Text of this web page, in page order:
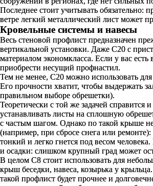
Последнее стоит учитывать обязательно:
ветре легкий металлический лист может
Кровельные системы и навесы
Весь стеновой профлист предназначен
вертикальной установки. Даже С20 с
материалом экономкласса. Если у вас
приобрести несущий профнастил.
Тем не менее, С20 можно использовать
Его прочности хватит, чтобы выдержать
правильном выборе обрешетки).
Теоретически с той же задачей справится
устанавливать листы на сплошную
с частым шагом. Однако по такой крыше
(например, при сбросе снега или
тонкий и легко гнется под весом
и осадки: слишком крупный град может
В целом С8 стоит использовать для
крыш беседки, навеса, козырька у
такой профлист будет прочнее и